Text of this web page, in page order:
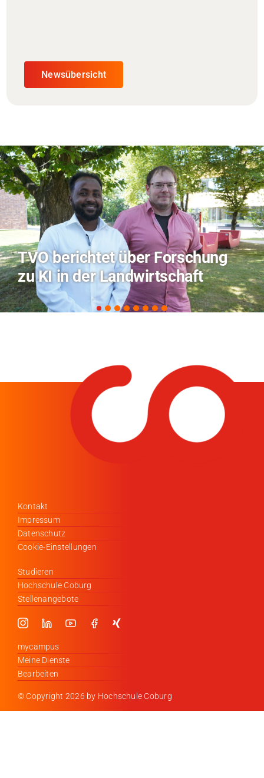
Newsübersicht
Hitze-Aktionstag: Hochschule
Coburg im Radio Bamberg
Kontakt
Impressum
Datenschutz
Cookie-Einstellungen
Studieren
Hochschule Coburg
Stellenangebote
mycampus
Meine Dienste
Bearbeiten
© Copyright 2026 by Hochschule Coburg